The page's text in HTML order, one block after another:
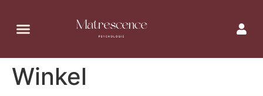
Winkel